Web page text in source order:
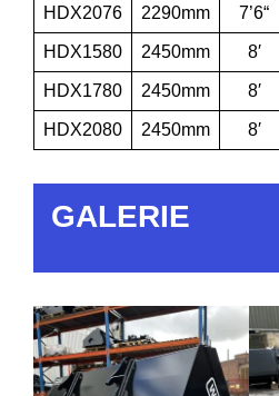
HDX2076 2290mm 7’6“
HDX1580 2450mm 8′
HDX1780 2450mm 8′
HDX2080 2450mm 8′
GALERIE